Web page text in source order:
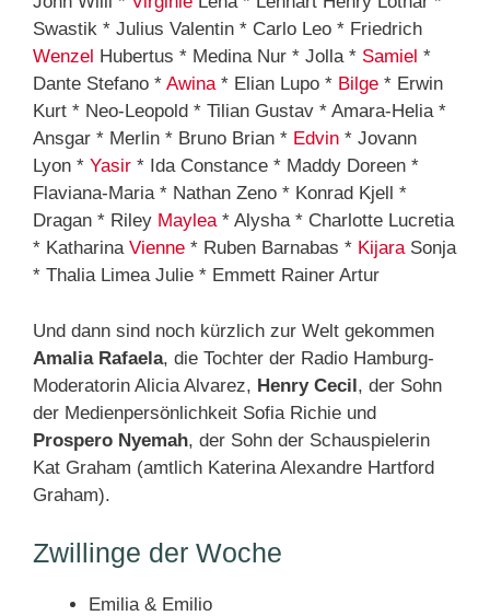
Swastik * Julius Valentin * Carlo Leo * Friedrich
Wenzel
Hubertus * Medina Nur * Jolla * Samiel *
Dante Stefano * Awina* Elian Lupo * Bilge * Erwin
Kurt * Neo-Leopold * Tilian Gustav * Amara-Helia *
Ansgar * Merlin * Bruno Brian * Edvin * Jovann
Lyon * Yasir * Ida Constance * Maddy Doreen *
Flaviana-Maria * Nathan Zeno * Konrad Kjell *
Dragan * Riley Maylea* Alysha * Charlotte Lucretia
* Katharina Vienne * Ruben Barnabas * KijaraSonja
* Thalia Limea Julie * Emmett Rainer Artur
Und dann sind noch kürzlich zur Welt gekommen
Amalia Rafaela, die Tochter der Radio Hamburg-
Moderatorin Alicia Alvarez, Henry Cecil, der Sohn
der Medienpersönlichkeit Sofia Richie und
Prospero Nyemah, der Sohn der Schauspielerin
Kat Graham (amtlich Katerina Alexandre Hartford
Graham).
Zwillinge der Woche
Emilia & Emilio